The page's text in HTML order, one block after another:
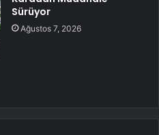
Sürüyor
Ağustos 7, 2026